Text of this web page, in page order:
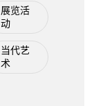
展览活
动
当代艺
术